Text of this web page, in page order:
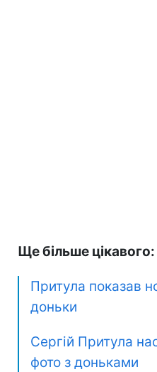
Ще більше цікавого:
Притула показав
доньки
Сергій Притула
фото з доньками